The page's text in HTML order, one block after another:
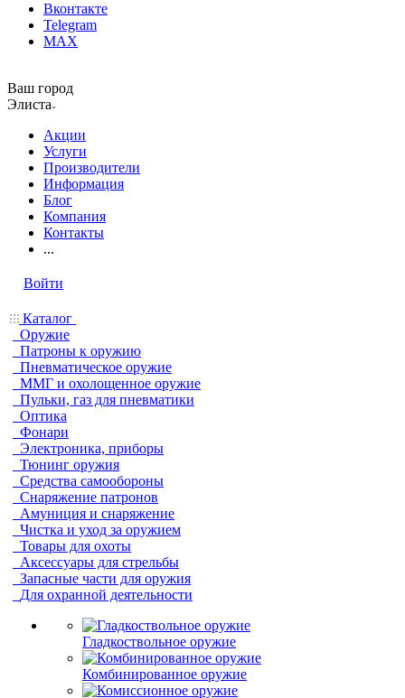
Вконтакте
Telegram
MAX
Ваш город
Элиста
Акции
Услуги
Производители
Информация
Блог
Компания
Контакты
...
Войти
Каталог
Оружие
Патроны к оружию
Пневматическое оружие
ММГ и охолощенное оружие
Пульки, газ для пневматики
Оптика
Фонари
Электроника, приборы
Тюнинг оружия
Средства самообороны
Снаряжение патронов
Амуниция и снаряжение
Чистка и уход за оружием
Товары для охоты
Аксессуары для стрельбы
Запасные части для оружия
Для охранной деятельности
Гладкоствольное оружие
Комбинированное оружие